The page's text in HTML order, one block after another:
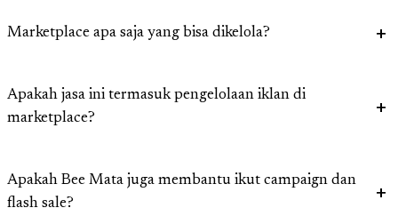
Marketplace apa saja yang bisa dikelola?
Apakah jasa ini termasuk pengelolaan iklan di
marketplace?
Apakah Bee Mata juga membantu ikut campaign dan
flash sale?